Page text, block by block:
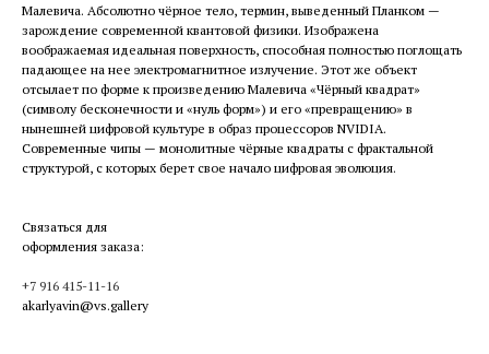
Малевича. Абсолютно чёрное тело, термин, выведенный Планком —
зарождение современной квантовой физики. Изображена
воображаемая идеальная поверхность, способная полностью поглощать
падающее на нее электромагнитное излучение. Этот же объект
отсылает по форме к произведению Малевича «Чёрный квадрат»
(символу бесконечности и «нуль форм») и его «превращению» в
нынешней цифровой культуре в образ процессоров NVIDIA.
Современные чипы — монолитные чёрные квадраты с фрактальной
структурой, с которых берет свое начало цифровая эволюция.
Связаться для
оформления заказа:
+7 916 415-11-16
akarlyavin@vs.gallery